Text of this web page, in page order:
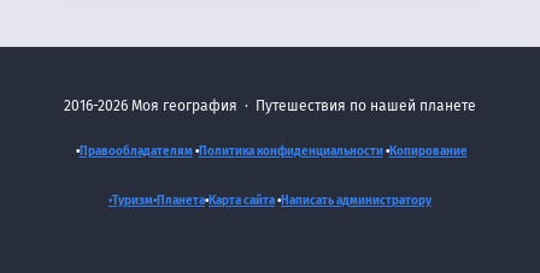
2016-2026 Моя география · Путешествия по нашей планете
•Правообладателям•Политика конфиденциальности•Копирование
•Туризм•Планета•Карта сайта•Написать администратору